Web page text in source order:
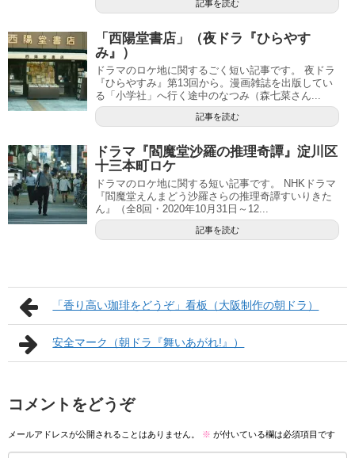
記事を読む
「西陽堂書店」（夜ドラ『ひらやす
み』）
ドラマのロケ地に関するごく短い記事です。 夜ドラ
『ひらやすみ』第13回から。漫画雑誌を出版してい
る「小学社」へ行く途中のなつみ（森七菜さん...
記事を読む
ドラマ『閻魔堂沙羅の推理奇譚』淀川区
十三本町ロケ
ドラマのロケ地に関する短い記事です。 NHKドラマ
『閻魔堂えんまどう沙羅さらの推理奇譚すいりきた
ん』（全8回・2020年10月31日～12...
記事を読む
「香り高い珈琲をどうぞ」看板（大阪制作の朝ドラ）
安全マーク（朝ドラ『舞いあがれ!』）
コメントをどうぞ
メールアドレスが公開されることはありません。 ※ が付いている欄は必須項目です